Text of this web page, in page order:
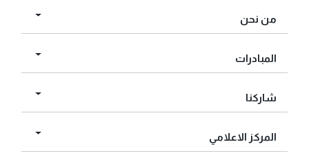
من نحن
المبادرات
شاركنا
المركز الاعلامي